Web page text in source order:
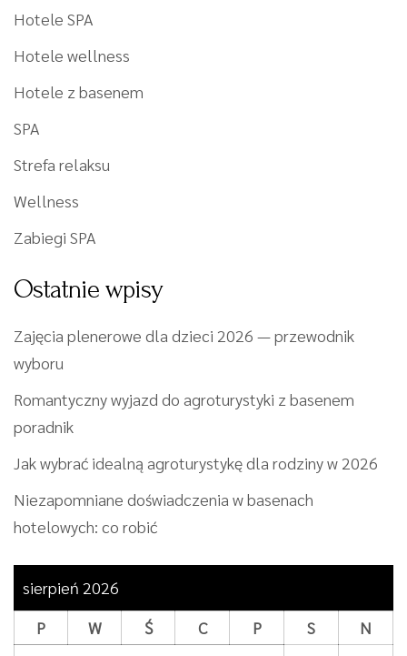
Hotele SPA
Hotele wellness
Hotele z basenem
SPA
Strefa relaksu
Wellness
Zabiegi SPA
Ostatnie wpisy
Zajęcia plenerowe dla dzieci 2026 — przewodnik
wyboru
Romantyczny wyjazd do agroturystyki z basenem
poradnik
Jak wybrać idealną agroturystykę dla rodziny w 2026
Niezapomniane doświadczenia w basenach
hotelowych: co robić
sierpień 2026
P
W Ś C P S
N